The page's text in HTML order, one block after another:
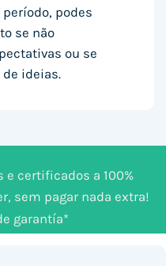
podes
se não
ou se
ideias.
certificados a 100%
sem pagar nada extra!
garantía*